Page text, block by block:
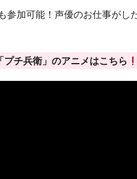
参加可能！声優のお仕事がし
チ兵衛」のアニメはこちら